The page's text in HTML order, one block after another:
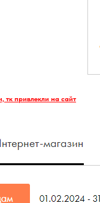
тк привлекли на сайт